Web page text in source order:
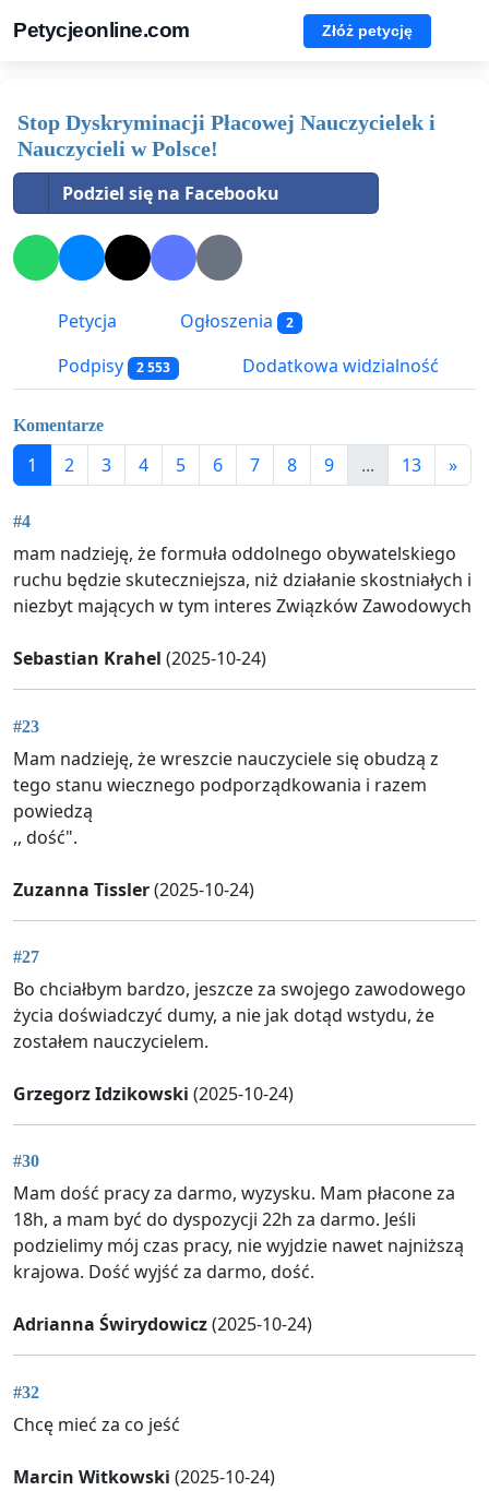
Petycjeonline.com Złóż petycję
Stop Dyskryminacji Płacowej Nauczycielek i
Nauczycieli w Polsce!
Podziel się na Facebooku
Petycja Ogłoszenia 2
Podpisy 2 553 Dodatkowa widzialność
Komentarze
1 2 3 4 5 6 7 8 9 ... 13 »
#4
mam nadzieję, że formuła oddolnego obywatelskiego
ruchu będzie skuteczniejsza, niż działanie skostniałych i
niezbyt mających w tym interes Związków Zawodowych
Sebastian Krahel (2025-10-24)
#23
Mam nadzieję, że wreszcie nauczyciele się obudzą z
tego stanu wiecznego podporządkowania i razem
powiedzą
,, dość".
Zuzanna Tissler(2025-10-24)
#27
Bo chciałbym bardzo, jeszcze za swojego zawodowego
życia doświadczyć dumy, a nie jak dotąd wstydu, że
zostałem nauczycielem.
Grzegorz Idzikowski (2025-10-24)
#30
Mam dość pracy za darmo, wyzysku. Mam płacone za
18h, a mam być do dyspozycji 22h za darmo. Jeśli
podzielimy mój czas pracy, nie wyjdzie nawet najniższą
krajowa. Dość wyjść za darmo, dość.
Adrianna Świrydowicz(2025-10-24)
#32
Chcę mieć za co jeść
Marcin Witkowski (2025-10-24)